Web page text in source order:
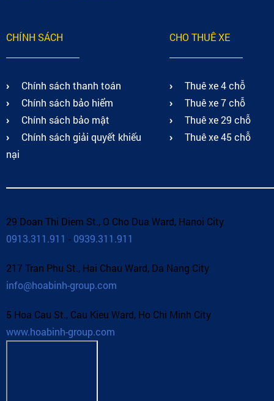
CHÍNH SÁCH
Chính sách thanh toán
Chính sách bảo hiểm
Chính sách bảo mật
Chính sách giải quyết khiếu
nại
CHO THUÊ XE
Thuê xe 4 chỗ
Thuê xe 7 chỗ
Thuê xe 29 chỗ
Thuê xe 45 chỗ
29 Doan Thi Diem St., O Cho Dua Ward, Hanoi City
0913.311.911 - 0939.311.911
217 Tran Phu St., Hai Chau Ward, Da Nang City
info@hoabinh-group.com
5 Hoa Cau St., Cau Kieu Ward, Ho Chi Minh City
www.hoabinh-group.com